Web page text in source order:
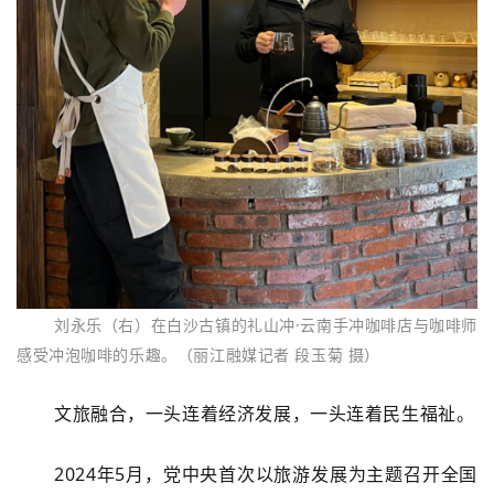
刘永乐 （右） 在白沙古镇的礼山冲·云南手冲咖啡店与咖啡师
感受冲泡咖啡的乐趣。（丽江融媒记者 段玉菊 摄）
文旅融合，一头连着经济发展，一头连着民生福祉。
2024年5月，党中央首次以旅游发展为主题召开全国